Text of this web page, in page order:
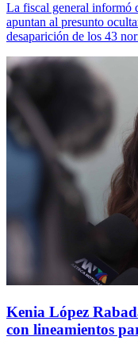
La fiscal general informó
apuntan al presunto
desaparición de los 43
Kenia López
con lineamientos